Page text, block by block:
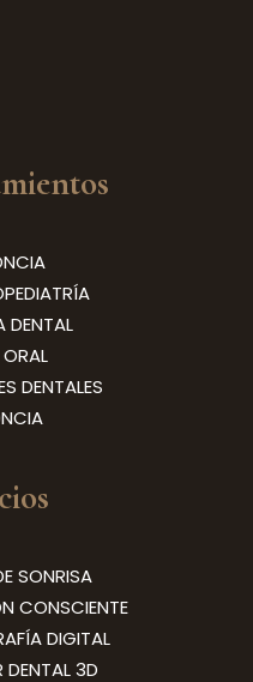
DENTAL
DENTALES
SONRISA
CONSCIENTE
DIGITAL
DENTAL 3D